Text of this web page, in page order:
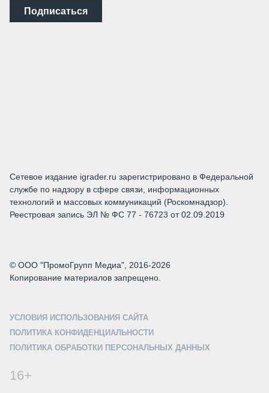
Подписаться
Сетевое издание igrader.ru зарегистрировано в Федеральной
службе по надзору в сфере связи, информационных
технологий и массовых коммуникаций (Роскомнадзор).
Реестровая запись ЭЛ № ФС 77 - 76723 от 02.09.2019
© ООО "ПромоГрупп Медиа", 2016-2026
Копирование материалов запрещено.
УСЛОВИЯ ИСПОЛЬЗОВАНИЯ САЙТА
ПОЛИТИКА КОНФИДЕНЦИАЛЬНОСТИ
ПОЛИТИКА ОБРАБОТКИ ПЕРСОНАЛЬНЫХ ДАННЫХ
16+